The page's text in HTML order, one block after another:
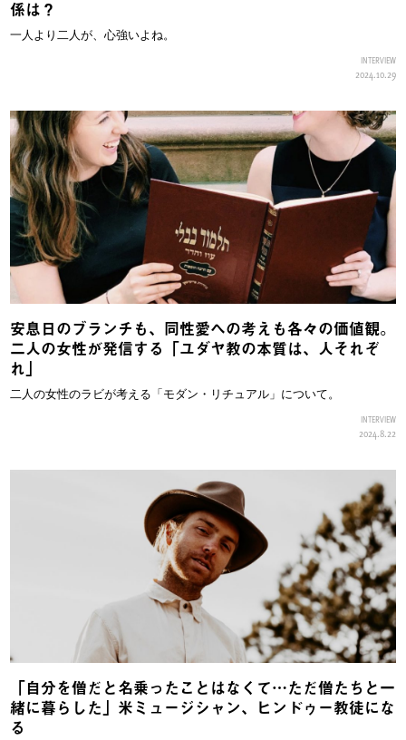
係は？
一人より二人が、心強いよね。
INTERVIEW
2024.10.29
安息日のブランチも、同性愛への考えも各々の価値観。
二人の女性が発信する「ユダヤ教の本質は、人それぞ
れ」
二人の女性のラビが考える「モダン・リチュアル」について。
INTERVIEW
2024.8.22
「自分を僧だと名乗ったことはなくて…ただ僧たちと一
緒に暮らした」米ミュージシャン、ヒンドゥー教徒にな
る